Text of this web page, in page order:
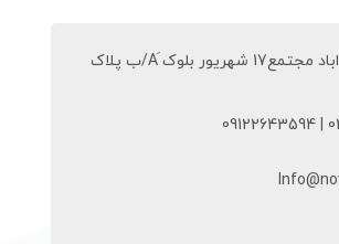
تهران - شاد اباد مجتمع17 شهریور بلوک َA/ب پلاک